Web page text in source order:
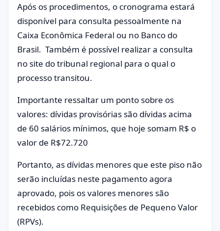
Após os procedimentos, o cronograma estará
disponível para consulta pessoalmente na
Caixa Econômica Federal ou no Banco do
Brasil. Também é possível realizar a consulta
no site do tribunal regional para o qual o
processo transitou.
Importante ressaltar um ponto sobre os
valores: dívidas provisórias são dívidas acima
de 60 salários mínimos, que hoje somam R$ o
valor de R$72.720
Portanto, as dívidas menores que este piso não
serão incluídas neste pagamento agora
aprovado, pois os valores menores são
recebidos como Requisições de Pequeno Valor
(RPVs).